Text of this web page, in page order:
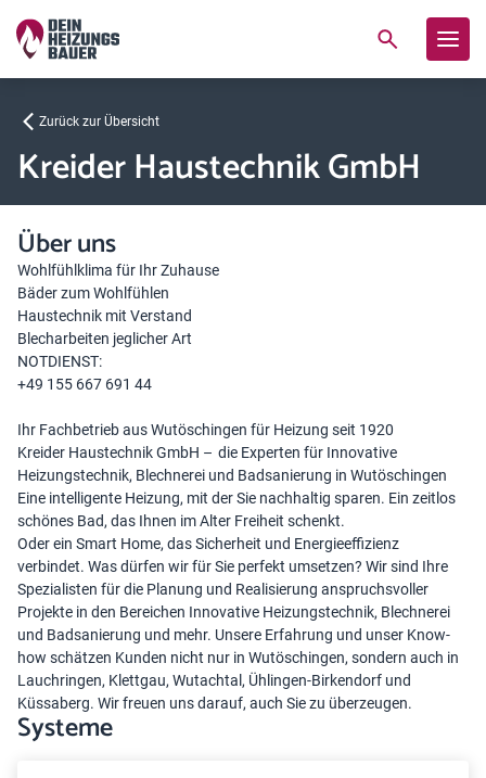
Zurück zur Übersicht
Kreider Haustechnik GmbH
Über uns
Wohlfühlklima für Ihr Zuhause
Bäder zum Wohlfühlen
Haustechnik mit Verstand
Blecharbeiten jeglicher Art
NOTDIENST:
+49 155 667 691 44
Ihr Fachbetrieb aus Wutöschingen für Heizung seit 1920
Kreider Haustechnik GmbH – die Experten für Innovative
Heizungstechnik, Blechnerei und Badsanierung in Wutöschingen
Eine intelligente Heizung, mit der Sie nachhaltig sparen. Ein zeitlos
schönes Bad, das Ihnen im Alter Freiheit schenkt.
Oder ein Smart Home, das Sicherheit und Energieeffizienz
verbindet. Was dürfen wir für Sie perfekt umsetzen? Wir sind Ihre
Spezialisten für die Planung und Realisierung anspruchsvoller
Projekte in den Bereichen Innovative Heizungstechnik, Blechnerei
und Badsanierung und mehr. Unsere Erfahrung und unser Know-
how schätzen Kunden nicht nur in Wutöschingen, sondern auch in
Lauchringen, Klettgau, Wutachtal, Ühlingen-Birkendorf und
Küssaberg. Wir freuen uns darauf, auch Sie zu überzeugen.
Systeme